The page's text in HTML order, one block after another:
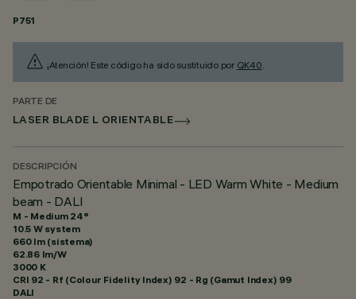
P751
¡Atención! Este código ha sido sustituido por QK40.
PARTE DE
LASER BLADE L ORIENTABLE
DESCRIPCIÓN
Empotrado Orientable Minimal - LED Warm White - Medium
beam - DALI
M - Medium 24°
10.5 W system
660 lm (sistema)
62.86 lm/W
3000 K
CRI 92 - Rf (Colour Fidelity Index) 92 - Rg (Gamut Index) 99
DALI